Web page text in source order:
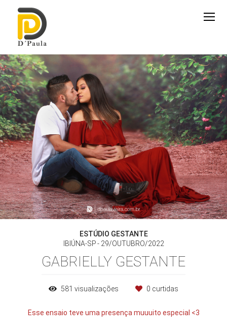
ESTÚDIO GESTANTE
IBIÚNA-SP
29/OUTUBRO/2022
GABRIELLY GESTANTE
581 visualizações 0 curtidas
Esse ensaio teve uma presença muuuito especial <3